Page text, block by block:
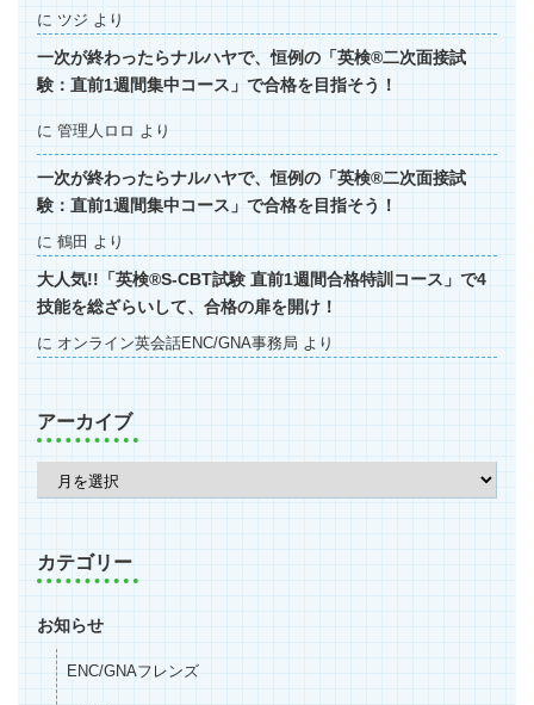
に ツジ より
一次が終わったらナルハヤで、恒例の「英検®二次面接試
験：直前1週間集中コース」で合格を目指そう！
に 管理人ロロ より
一次が終わったらナルハヤで、恒例の「英検®二次面接試
験：直前1週間集中コース」で合格を目指そう！
に 鶴田 より
大人気!!「英検®S-CBT試験 直前1週間合格特訓コース」で4
技能を総ざらいして、合格の扉を開け！
に オンライン英会話ENC/GNA事務局 より
アーカイブ
カテゴリー
お知らせ
ENC/GNAフレンズ